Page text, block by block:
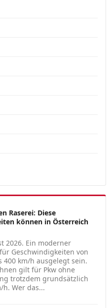
Raserei: Diese
können in Österreich
2026. Ein moderner
Geschwindigkeiten von
400 km/h ausgelegt sein.
gilt für Pkw ohne
trotzdem grundsätzlich
h. Wer das...